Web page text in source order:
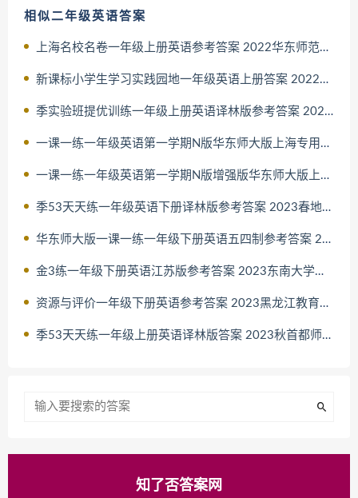
相似二年级英语答案
上海名校名卷一年级上册英语参考答案 2022华东师范大学出版社牛
新课标小学生学习实践园地一年级英语上册答案 2022四川教育出版
季实验班提优训练一年级上册英语译林版参考答案 2022秋江苏人民
一课一练一年级英语第一学期N版华东师大版上海专用答案 2022华东
一课一练一年级英语第一学期N版增强版华东师大版上海专用答案 20
季53天天练一年级英语下册译林版参考答案 2023春地质出版社
华东师大版一课一练一年级下册英语五四制参考答案 2023华东师范
金3练一年级下册英语江苏版参考答案 2023东南大学出版社
资源与评价一年级下册英语参考答案 2023黑龙江教育出版社外研版
季53天天练一年级上册英语译林版答案 2023秋首都师范大学出版社
知了否答案网